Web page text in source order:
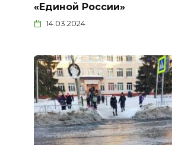
«Единой России»
14.03.2024